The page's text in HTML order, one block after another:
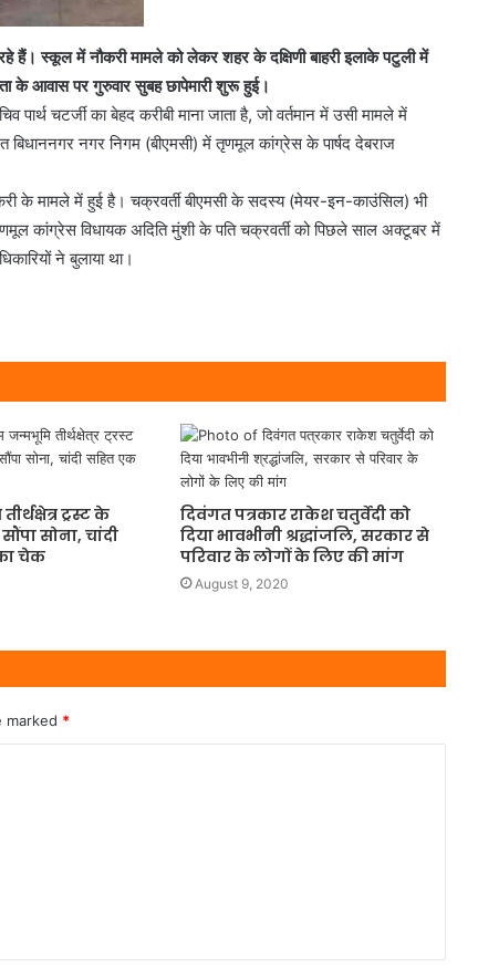
स्कूल में नौकरी मामले को लेकर शहर के दक्षिणी बाहरी इलाके पटुली में
के आवास पर गुरुवार सुबह छापेमारी शुरू हुई।
चटर्जी का बेहद करीबी माना जाता है, जो वर्तमान में उसी मामले में
नगर निगम (बीएमसी) में तृणमूल कांग्रेस के पार्षद देबराज
के मामले में हुई है। चक्रवर्ती बीएमसी के सदस्य (मेयर-इन-काउंसिल) भी
कांग्रेस विधायक अदिति मुंशी के पति चक्रवर्ती को पिछले साल अक्टूबर में
ने बुलाया था।
ट्रस्ट के
सोना, चांदी
चेक
दिवंगत पत्रकार राकेश चतुर्वेदी को
दिया भावभीनी श्रद्धांजलि, सरकार से
परिवार के लोगों के लिए की मांग
August 9, 2020
marked *